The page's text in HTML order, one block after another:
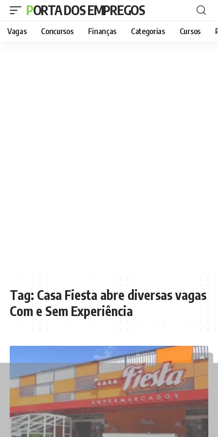
PORTA DOS EMPREGOS
Vagas Concursos Finanças Categorias Cursos
Tag: Casa Fiesta abre diversas vagas
Com e Sem Experiência